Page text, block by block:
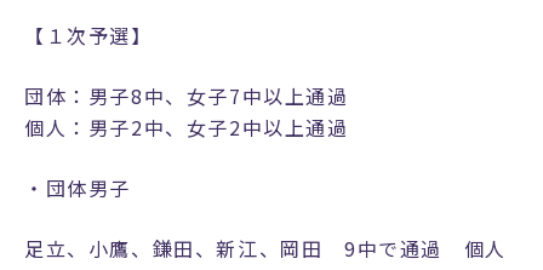
【１次予選】
団体：男子8中、女子7中以上通過
個人：男子2中、女子2中以上通過
・団体男子
足立、小鷹、鎌田、新江、岡田 9中で通過 個人